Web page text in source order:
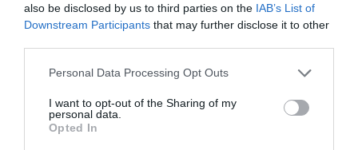
also be disclosed by us to third parties on the IAB’s List of
Downstream Participants that may further disclose it to other
Personal Data Processing Opt Outs
I want to opt-out of the Sharing of my
personal data.
Opted In